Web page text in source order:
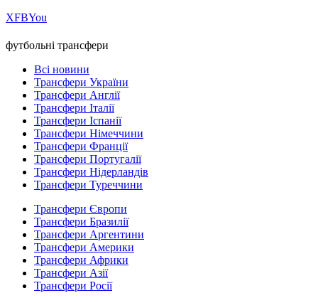
ХFBYou
футбольні трансфери
Всі новини
Трансфери України
Трансфери Англії
Трансфери Італії
Трансфери Іспанії
Трансфери Німеччини
Трансфери Франції
Трансфери Португалії
Трансфери Нідерландів
Трансфери Туреччини
Трансфери Європи
Трансфери Бразилії
Трансфери Аргентини
Трансфери Америки
Трансфери Африки
Трансфери Азії
Трансфери Росії